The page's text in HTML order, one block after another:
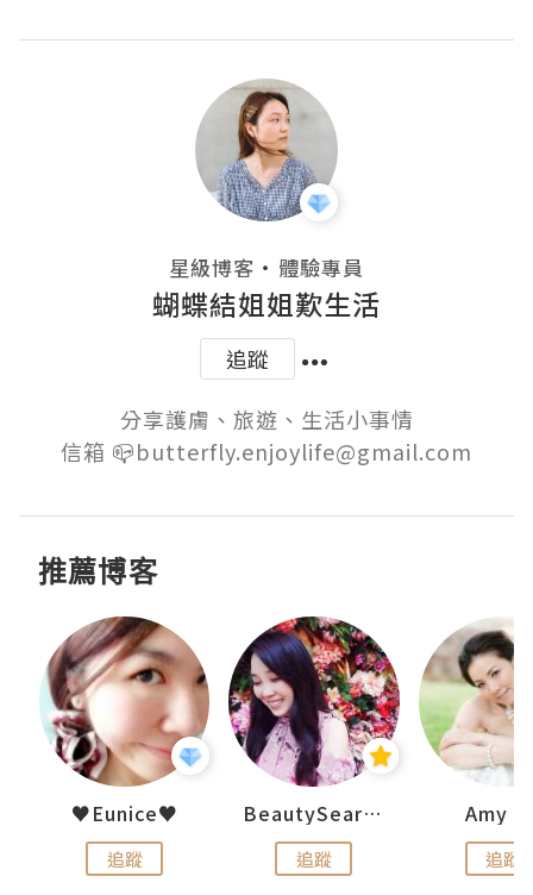
星級博客 ・ 體驗專員
蝴蝶結姐姐歎生活
追蹤
分享護膚、旅遊、生活小事情
信箱 📪butterfly.enjoylife@gmail.com
推薦博客
♥Eunice♥
追蹤
BeautySearch
追蹤
Amy
追蹤